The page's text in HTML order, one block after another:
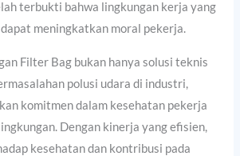
terbukti bahwa lingkungan kerja yang
meningkatkan moral pekerja.
Filter Bag bukan hanya solusi teknis
polusi udara di industri,
komitmen dalam kesehatan pekerja
Dengan kinerja yang efisien,
kesehatan dan kontribusi pada